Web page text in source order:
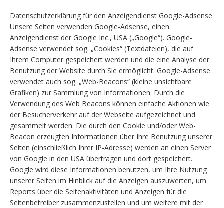
Datenschutzerklärung für den Anzeigendienst Google-Adsense
Unsere Seiten verwenden Google-Adsense, einen
Anzeigendienst der Google Inc., USA („Google“). Google-
Adsense verwendet sog. „Cookies“ (Textdateien), die auf
Ihrem Computer gespeichert werden und die eine Analyse der
Benutzung der Website durch Sie ermöglicht. Google-Adsense
verwendet auch sog. „Web-Beacons“ (kleine unsichtbare
Grafiken) zur Sammlung von Informationen. Durch die
Verwendung des Web Beacons können einfache Aktionen wie
der Besucherverkehr auf der Webseite aufgezeichnet und
gesammelt werden. Die durch den Cookie und/oder Web-
Beacon erzeugten Informationen über Ihre Benutzung unserer
Seiten (einschließlich Ihrer IP-Adresse) werden an einen Server
von Google in den USA übertragen und dort gespeichert.
Google wird diese Informationen benutzen, um Ihre Nutzung
unserer Seiten im Hinblick auf die Anzeigen auszuwerten, um
Reports über die Seitenaktivitäten und Anzeigen für die
Seitenbetreiber zusammenzustellen und um weitere mit der